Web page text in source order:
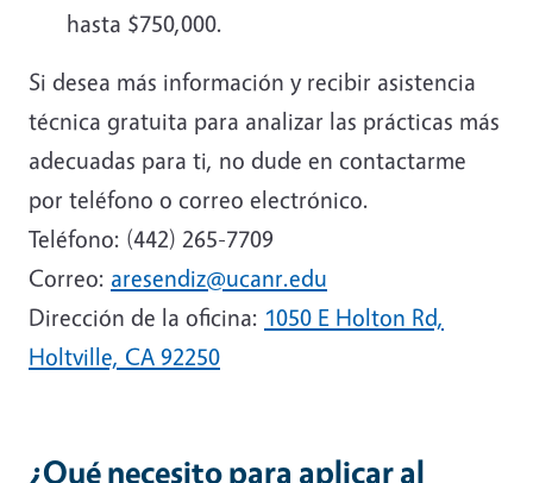
hasta $750,000.
Si desea más información y recibir asistencia
técnica gratuita para analizar las prácticas más
adecuadas para ti, no dude en contactarme
por teléfono o correo electrónico.
Teléfono: (442) 265-7709
Correo: aresendiz@ucanr.edu
Dirección de la oficina: 1050 E Holton Rd,
Holtville, CA 92250
¿Qué necesito para aplicar al